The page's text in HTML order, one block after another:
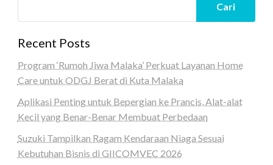
Cari
Recent Posts
Program ‘Rumoh Jiwa Malaka’ Perkuat Layanan Home
Care untuk ODGJ Berat di Kuta Malaka
Aplikasi Penting untuk Bepergian ke Prancis, Alat-alat
Kecil yang Benar-Benar Membuat Perbedaan
Suzuki Tampilkan Ragam Kendaraan Niaga Sesuai
Kebutuhan Bisnis di GIICOMVEC 2026